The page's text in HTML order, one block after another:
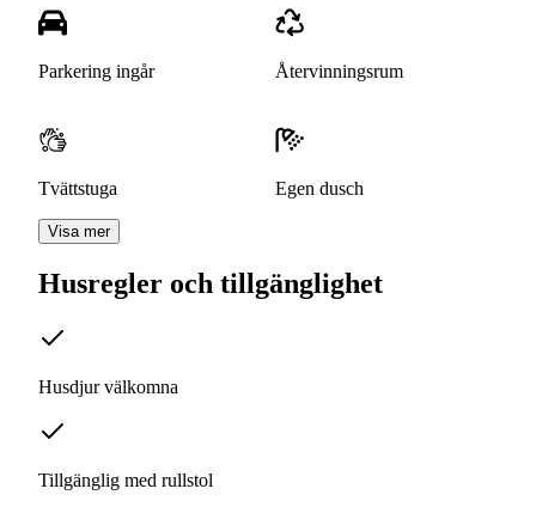
Parkering ingår Återvinningsrum
Tvättstuga Egen dusch
Visa mer
Husregler och tillgänglighet
Husdjur välkomna
Tillgänglig med rullstol